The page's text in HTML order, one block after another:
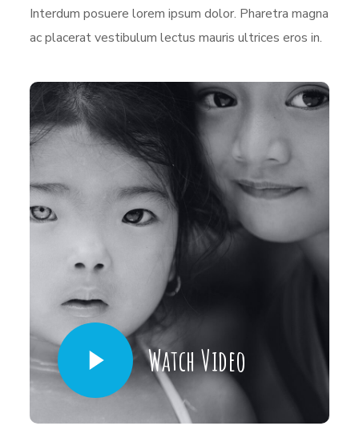
Interdum posuere lorem ipsum dolor. Pharetra magna
ac placerat vestibulum lectus mauris ultrices eros in.
Watch Video